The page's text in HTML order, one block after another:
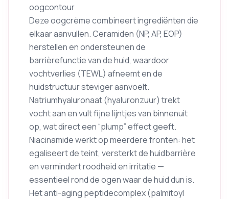
oogcontour
Deze oogcrème combineert ingrediënten die
elkaar aanvullen. Ceramiden (NP, AP, EOP)
herstellen en ondersteunen de
barrièrefunctie van de huid, waardoor
vochtverlies (TEWL) afneemt en de
huidstructuur steviger aanvoelt.
Natriumhyaluronaat (hyaluronzuur) trekt
vocht aan en vult fijne lijntjes van binnenuit
op, wat direct een “plump” effect geeft.
Niacinamide werkt op meerdere fronten: het
egaliseert de teint, versterkt de huidbarrière
en vermindert roodheid en irritatie —
essentieel rond de ogen waar de huid dun is.
Het anti-aging peptidecomplex (palmitoyl